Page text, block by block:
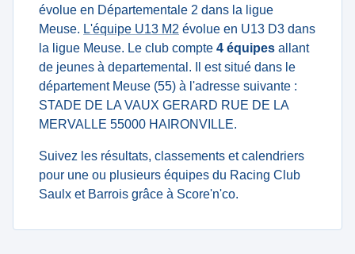
évolue en Départementale 2 dans la ligue
Meuse. L'équipe U13 M2 évolue en U13 D3 dans
la ligue Meuse. Le club compte 4 équipes allant
de jeunes à departemental. Il est situé dans le
département Meuse (55) à l'adresse suivante :
STADE DE LA VAUX GERARD RUE DE LA
MERVALLE 55000 HAIRONVILLE.
Suivez les résultats, classements et calendriers
pour une ou plusieurs équipes du Racing Club
Saulx et Barrois grâce à Score'n'co.